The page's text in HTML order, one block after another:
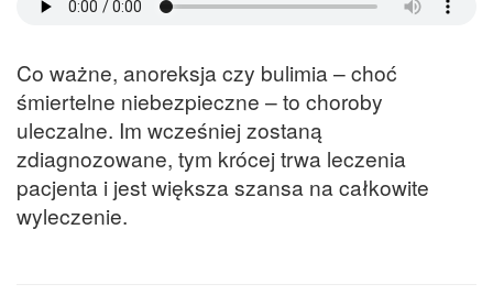
Co ważne, anoreksja czy bulimia – choć
śmiertelne niebezpieczne – to choroby
uleczalne. Im wcześniej zostaną
zdiagnozowane, tym krócej trwa leczenia
pacjenta i jest większa szansa na całkowite
wyleczenie.